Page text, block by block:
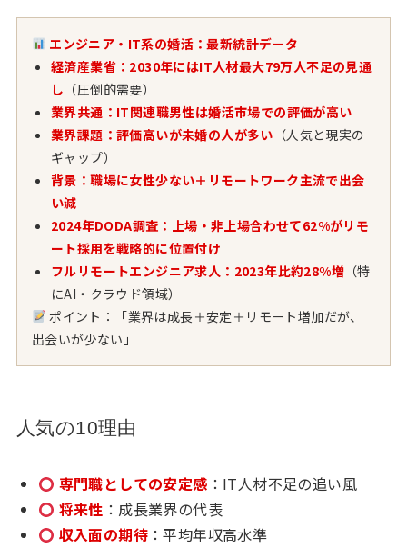
エンジニア・IT系の婚活：最新統計データ
経済産業省：2030年にはIT人材最大79万人不足の見通
し （圧倒的需要）
業界共通：IT関連職男性は婚活市場での評価が高い
業界課題：評価高いが未婚の人が多い （人気と現実の
ギャップ）
背景：職場に女性少ない＋リモートワーク主流で出会
い減
2024年DODA調査：上場・非上場合わせて62%がリモ
ート採用を戦略的に位置付け
フルリモートエンジニア求人：2023年比約28%増（特
にAI・クラウド領域）
ポイント：「業界は成長＋安定＋リモート増加だが、
出会いが少ない」
人気の10理由
専門職としての安定感 ：IT人材不足の追い風
将来性 ：成長業界の代表
収入面の期待：平均年収高水準